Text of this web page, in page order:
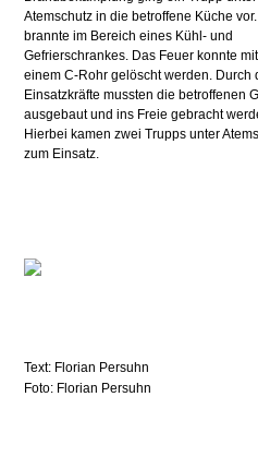
Atemschutz in die betroffene Küche
brannte im Bereich eines Kühl- und
Gefrierschrankes. Das Feuer konnte mit
einem C-Rohr gelöscht werden. Durch
Einsatzkräfte mussten die betroffenen
ausgebaut und ins Freie gebracht
Hierbei kamen zwei Trupps unter
zum Einsatz.
Text: Florian Persuhn
Foto: Florian Persuhn